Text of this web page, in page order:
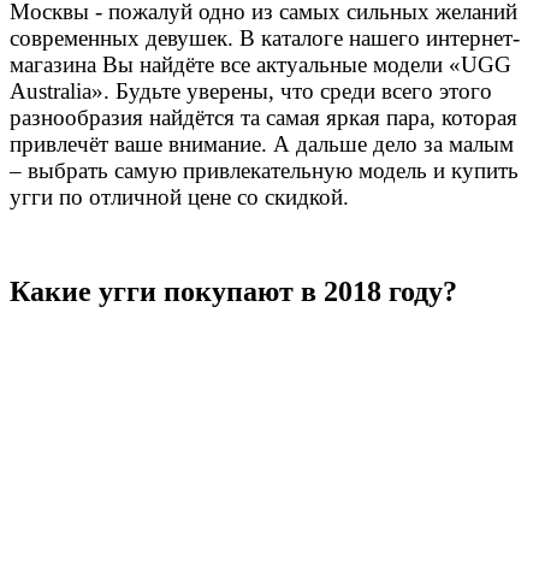
Москвы - пожалуй одно из самых сильных желаний
современных девушек. В каталоге нашего интернет-
магазина Вы найдёте все актуальные модели «UGG
Australia». Будьте уверены, что среди всего этого
разнообразия найдётся та самая яркая пара, которая
привлечёт ваше внимание. А дальше дело за малым
– выбрать самую привлекательную модель и купить
угги по отличной цене со скидкой.
Какие угги покупают в 2018 году?